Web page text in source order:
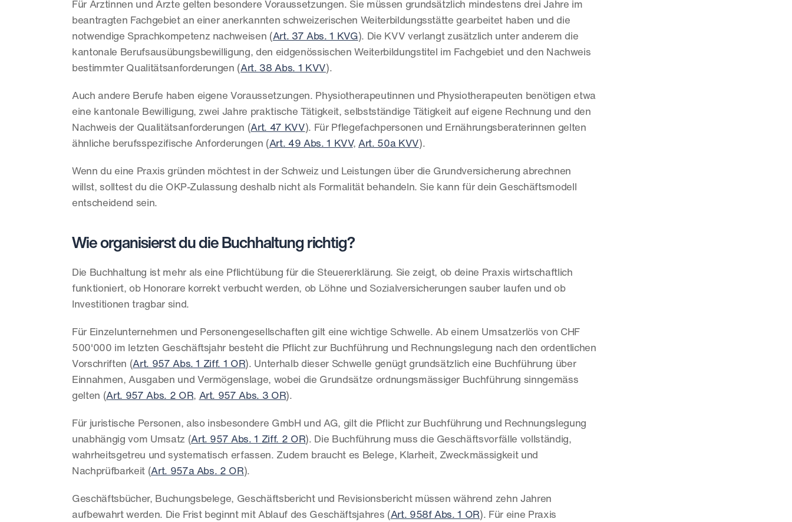
Für Ärztinnen und Ärzte gelten besondere Voraussetzungen. Sie müssen grundsätzlich mindestens drei Jahre im
beantragten Fachgebiet an einer anerkannten schweizerischen Weiterbildungsstätte gearbeitet haben und die
notwendige Sprachkompetenz nachweisen (Art. 37 Abs. 1 KVG). Die KVV verlangt zusätzlich unter anderem die
kantonale Berufsausübungsbewilligung, den eidgenössischen Weiterbildungstitel im Fachgebiet und den Nachweis
bestimmter Qualitätsanforderungen (Art. 38 Abs. 1 KVV).
Auch andere Berufe haben eigene Voraussetzungen. Physiotherapeutinnen und Physiotherapeuten benötigen etwa
eine kantonale Bewilligung, zwei Jahre praktische Tätigkeit, selbstständige Tätigkeit auf eigene Rechnung und den
Nachweis der Qualitätsanforderungen (Art. 47 KVV). Für Pflegefachpersonen und Ernährungsberaterinnen gelten
ähnliche berufsspezifische Anforderungen (Art. 49 Abs. 1 KVV, Art. 50a KVV).
Wenn du eine Praxis gründen möchtest in der Schweiz und Leistungen über die Grundversicherung abrechnen
willst, solltest du die OKP-Zulassung deshalb nicht als Formalität behandeln. Sie kann für dein Geschäftsmodell
entscheidend sein.
Wie organisierst du die Buchhaltung richtig?
Die Buchhaltung ist mehr als eine Pflichtübung für die Steuererklärung. Sie zeigt, ob deine Praxis wirtschaftlich
funktioniert, ob Honorare korrekt verbucht werden, ob Löhne und Sozialversicherungen sauber laufen und ob
Investitionen tragbar sind.
Für Einzelunternehmen und Personengesellschaften gilt eine wichtige Schwelle. Ab einem Umsatzerlös von CHF
500'000 im letzten Geschäftsjahr besteht die Pflicht zur Buchführung und Rechnungslegung nach den ordentlichen
Vorschriften (Art. 957 Abs. 1 Ziff. 1 OR). Unterhalb dieser Schwelle genügt grundsätzlich eine Buchführung über
Einnahmen, Ausgaben und Vermögenslage, wobei die Grundsätze ordnungsmässiger Buchführung sinngemäss
gelten (Art. 957 Abs. 2 OR, Art. 957 Abs. 3 OR).
Für juristische Personen, also insbesondere GmbH und AG, gilt die Pflicht zur Buchführung und Rechnungslegung
unabhängig vom Umsatz (Art. 957 Abs. 1 Ziff. 2 OR). Die Buchführung muss die Geschäftsvorfälle vollständig,
wahrheitsgetreu und systematisch erfassen. Zudem braucht es Belege, Klarheit, Zweckmässigkeit und
Nachprüfbarkeit (Art. 957a Abs. 2 OR).
Geschäftsbücher, Buchungsbelege, Geschäftsbericht und Revisionsbericht müssen während zehn Jahren
aufbewahrt werden. Die Frist beginnt mit Ablauf des Geschäftsjahres (Art. 958f Abs. 1 OR). Für eine Praxis